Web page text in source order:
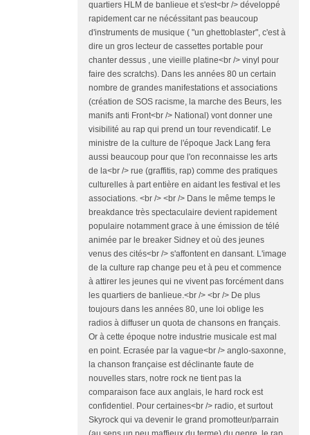
quartiers HLM de banlieue et s'est<br /> développé
rapidement car ne nécéssitant pas beaucoup
d'instruments de musique ( "un ghettoblaster", c'est à
dire un gros lecteur de cassettes portable pour
chanter dessus , une vieille platine<br /> vinyl pour
faire des scratchs). Dans les années 80 un certain
nombre de grandes manifestations et associations
(création de SOS racisme, la marche des Beurs, les
manifs anti Front<br /> National) vont donner une
visibilité au rap qui prend un tour revendicatif. Le
ministre de la culture de l'époque Jack Lang fera
aussi beaucoup pour que l'on reconnaisse les arts
de la<br /> rue (graffitis, rap) comme des pratiques
culturelles à part entière en aidant les festival et les
associations. <br /> <br /> Dans le même temps le
breakdance très spectaculaire devient rapidement
populaire notamment grace à une émission de télé
animée par le breaker Sidney et où des jeunes
venus des cités<br /> s'affontent en dansant. L'image
de la culture rap change peu et à peu et commence
à attirer les jeunes qui ne vivent pas forcément dans
les quartiers de banlieue.<br /> <br /> De plus
toujours dans les années 80, une loi oblige les
radios à diffuser un quota de chansons en français.
Or à cette époque notre industrie musicale est mal
en point. Ecrasée par la vague<br /> anglo-saxonne,
la chanson française est déclinante faute de
nouvelles stars, notre rock ne tient pas la
comparaison face aux anglais, le hard rock est
confidentiel. Pour certaines<br /> radio, et surtout
Skyrock qui va devenir le grand promotteur/parrain